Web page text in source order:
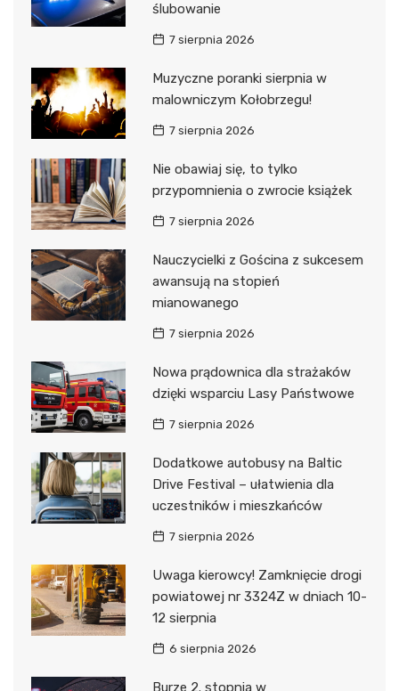
ślubowanie
7 sierpnia 2026
Muzyczne poranki sierpnia w
malowniczym Kołobrzegu!
7 sierpnia 2026
Nie obawiaj się, to tylko
przypomnienia o zwrocie książek
7 sierpnia 2026
Nauczycielki z Gościna z sukcesem
awansują na stopień
mianowanego
7 sierpnia 2026
Nowa prądownica dla strażaków
dzięki wsparciu Lasy Państwowe
7 sierpnia 2026
Dodatkowe autobusy na Baltic
Drive Festival – ułatwienia dla
uczestników i mieszkańców
7 sierpnia 2026
Uwaga kierowcy! Zamknięcie drogi
powiatowej nr 3324Z w dniach 10-
12 sierpnia
6 sierpnia 2026
Burze 2. stopnia w